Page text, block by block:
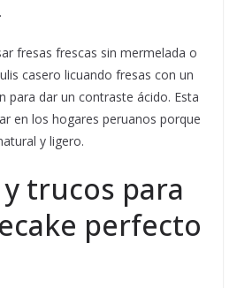
fresas frescas sin mermelada o
casero licuando fresas con un
para dar un contraste ácido. Esta
en los hogares peruanos porque
y ligero.
trucos para
perfecto